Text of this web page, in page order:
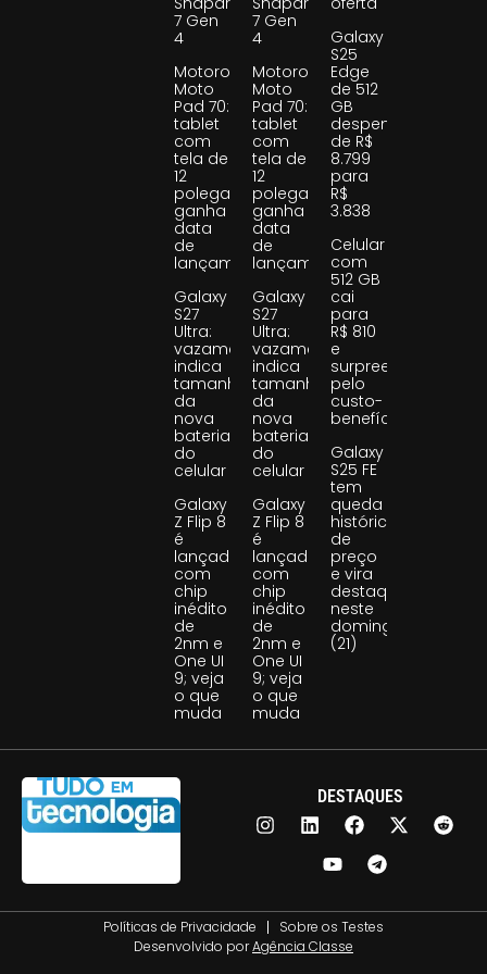
7 Gen
4
Motorola
Moto
Pad 70:
tablet
com
tela de
12
polegadas
ganha
data
de
lançamento
Galaxy
S27
Ultra:
vazamento
indica
tamanho
da
nova
bateria
do
celular
Galaxy
Z Flip 8
é
lançado
com
chip
inédito
de
2nm e
One UI
9; veja
o que
muda
7 Gen
4
Motorola
Moto
Pad 70:
tablet
com
tela de
12
polegadas
ganha
data
de
lançamento
Galaxy
S27
Ultra:
vazamento
indica
tamanho
da
nova
bateria
do
celular
Galaxy
Z Flip 8
é
lançado
com
chip
inédito
de
2nm e
One UI
9; veja
o que
muda
Galaxy
S25
Edge
de 512
GB
despenca
de R$
8.799
para
R$
3.838
Celular
com
512 GB
cai
para
R$ 810
e
surpreende
pelo
custo-
benefício
Galaxy
S25 FE
tem
queda
histórica
de
preço
e vira
destaque
neste
domingo
(21)
DESTAQUES
Políticas de Privacidade
Sobre os Testes
Desenvolvido porAgência Classe